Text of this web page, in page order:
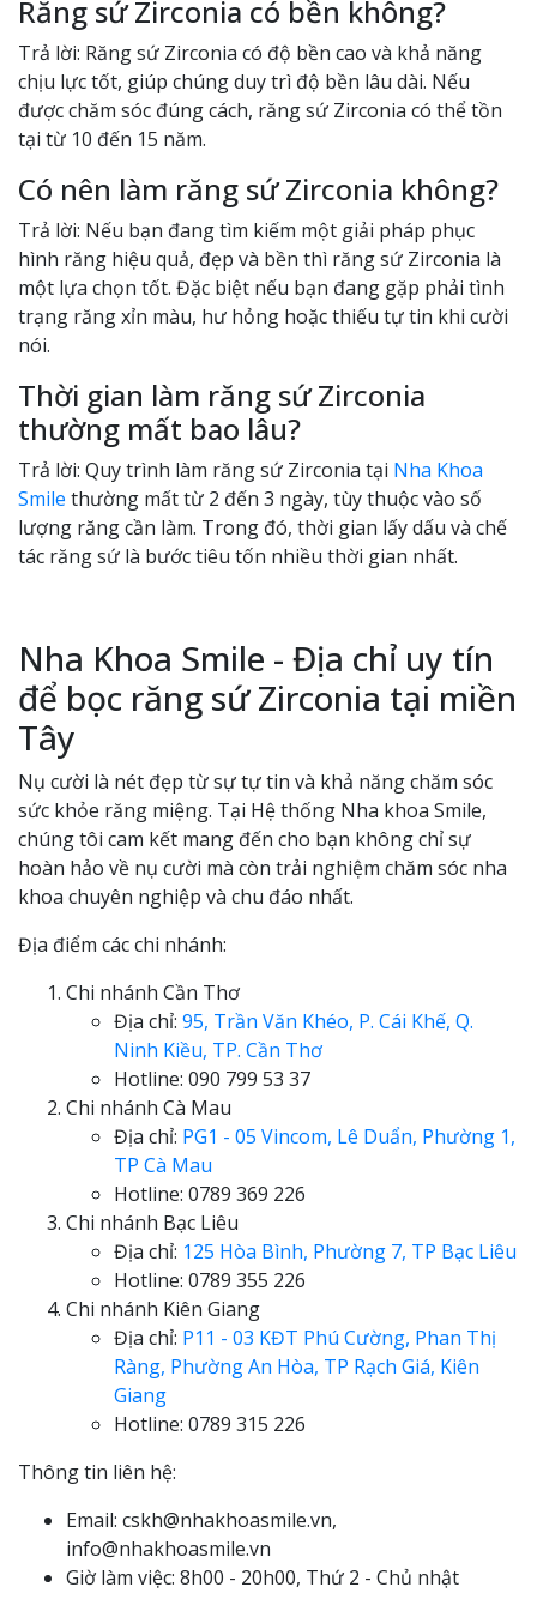
Răng sứ Zirconia có bền không?
Trả lời: Răng sứ Zirconia có độ bền cao và khả năng
chịu lực tốt, giúp chúng duy trì độ bền lâu dài. Nếu
được chăm sóc đúng cách, răng sứ Zirconia có thể tồn
tại từ 10 đến 15 năm.
Có nên làm răng sứ Zirconia không?
Trả lời: Nếu bạn đang tìm kiếm một giải pháp phục
hình răng hiệu quả, đẹp và bền thì răng sứ Zirconia là
một lựa chọn tốt. Đặc biệt nếu bạn đang gặp phải tình
trạng răng xỉn màu, hư hỏng hoặc thiếu tự tin khi cười
nói.
Thời gian làm răng sứ Zirconia
thường mất bao lâu?
Trả lời: Quy trình làm răng sứ Zirconia tại Nha Khoa
Smile thường mất từ 2 đến 3 ngày, tùy thuộc vào số
lượng răng cần làm. Trong đó, thời gian lấy dấu và chế
tác răng sứ là bước tiêu tốn nhiều thời gian nhất.
Nha Khoa Smile - Địa chỉ uy tín
để bọc răng sứ Zirconia tại miền
Tây
Nụ cười là nét đẹp từ sự tự tin và khả năng chăm sóc
sức khỏe răng miệng. Tại Hệ thống Nha khoa Smile,
chúng tôi cam kết mang đến cho bạn không chỉ sự
hoàn hảo về nụ cười mà còn trải nghiệm chăm sóc nha
khoa chuyên nghiệp và chu đáo nhất.
Địa điểm các chi nhánh:
Chi nhánh Cần Thơ
Địa chỉ: 95, Trần Văn Khéo, P. Cái Khế, Q.
Ninh Kiều, TP. Cần Thơ
Hotline: 090 799 53 37
Chi nhánh Cà Mau
Địa chỉ: PG1 - 05 Vincom, Lê Duẩn, Phường 1,
TP Cà Mau
Hotline: 0789 369 226
Chi nhánh Bạc Liêu
Địa chỉ: 125 Hòa Bình, Phường 7, TP Bạc Liêu
Hotline: 0789 355 226
Chi nhánh Kiên Giang
Địa chỉ: P11 - 03 KĐT Phú Cường, Phan Thị
Ràng, Phường An Hòa, TP Rạch Giá, Kiên
Giang
Hotline: 0789 315 226
Thông tin liên hệ:
Email: cskh@nhakhoasmile.vn,
info@nhakhoasmile.vn
Giờ làm việc: 8h00 - 20h00, Thứ 2 - Chủ nhật